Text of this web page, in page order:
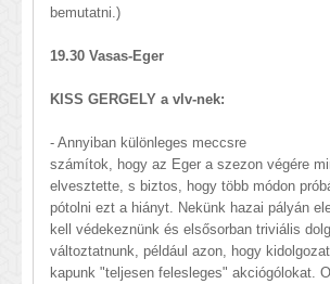
bemutatni.)
19.30 Vasas-Eger
KISS GERGELY a vlv-nek:
- Annyiban különleges meccsre
számítok, hogy az Eger a szezon végére
elvesztette, s biztos, hogy több módon
pótolni ezt a hiányt. Nekünk hazai pályán
kell védekeznünk és elsősorban triviális
változtatnunk, például azon, hogy
kapunk "teljesen felesleges" akciógólokat.